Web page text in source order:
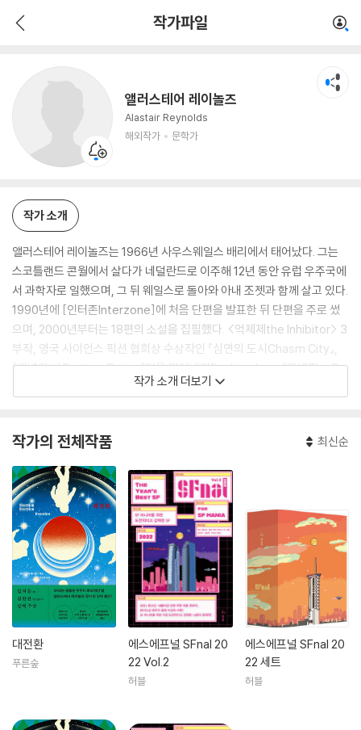
작가파일
앨러스테어 레이놀즈
Alastair Reynolds
해외작가
문학가
작가 소개
앨러스테어 레이놀즈는 1966년 사우스웨일스 배리에서 태어났다. 그는
스코틀랜드 콘월에서 살다가 네덜란드로 이주해 12년 동안 유럽 우주국에
서 과학자로 일했으며, 그 뒤 웨일스로 돌아와 아내 조젯과 함께 살고 있다.
1990년에 [인터존Interzone]에 처음 단편을 발표한 뒤 단편을 주로 썼
으며, 2000년부터는 18편의 소설을 집필했다. <억제제the Inhibitor> 3
부작, 영국 사이언스 픽션 협회상 수상작인 『심연의 도시Chasm City』,
『백년의 비Century Rain』, 『얼음 밀어내기Pushing Ice』, 『완벽The Pr
efect』, 『태양들의 집House of Suns』, 『종말의 세계Terminal Worl
『메두사 연대기The Medusa Chronicles』(스티븐 백스터와 공저), 『엘
리시움의 불Elysium Fire』, 『복수Revenger』 3부작 등이다. 단편집으로
는 『지마 블루Zima Blue』, 『은하의 북쪽Galactic North』, 『깊은 항해De
ep Navigation』, 『독수리자리 균열 너머: 앨러스테어 레이놀즈 단편 선
집Beyond the Aquila Rift: The Best of Alastair Reynolds』이 있으
며, 그의 최신작은 『억제제 단계Inhibitor Phase』다. 그는 시간이나면 말
을 탄다
작가 소개 더보기
작가의 전체작품 최신순
대전환
푸른숲
에스에프널 SFnal 20
22 Vol.2
허블
에스에프널 SFnal 20
22 세트
허블